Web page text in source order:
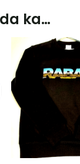
ka…